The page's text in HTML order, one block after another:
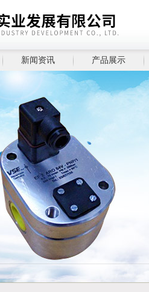
新闻资讯 产品展示